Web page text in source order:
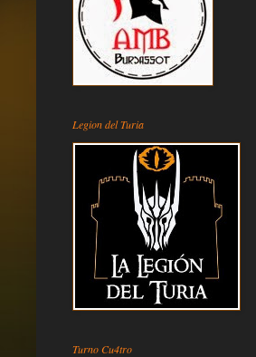
Legion del Turia
Turno Cu4tro